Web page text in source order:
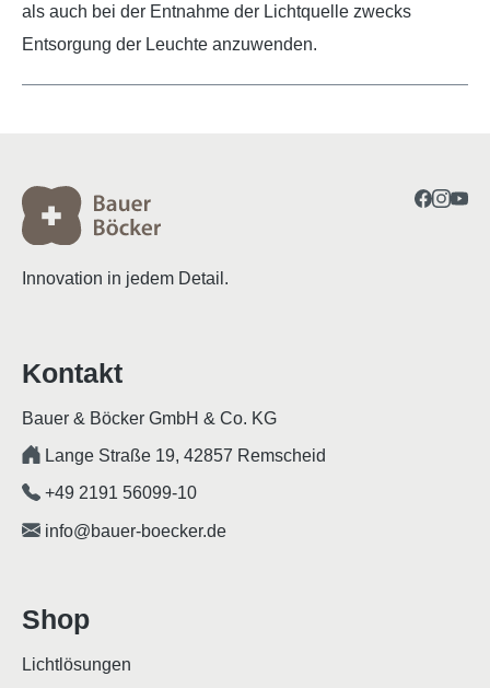
als auch bei der Entnahme der Lichtquelle zwecks
Entsorgung der Leuchte anzuwenden.
Innovation in jedem Detail.
Kontakt
Bauer & Böcker GmbH & Co. KG
Lange Straße 19, 42857 Remscheid
+49 2191 56099-10
info@bauer-boecker.de
Shop
Lichtlösungen